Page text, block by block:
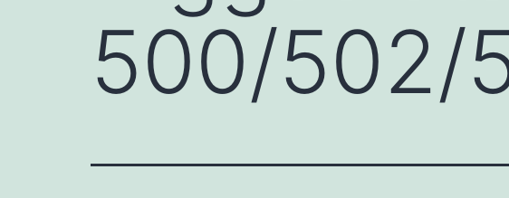
500/502/